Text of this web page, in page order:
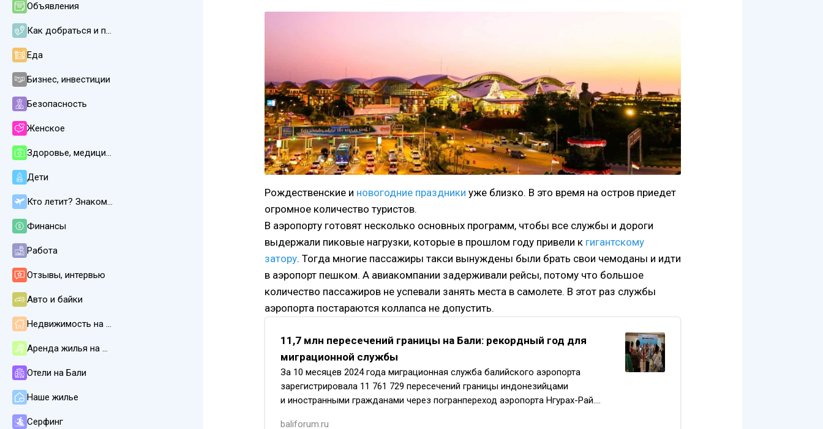
Рождественские и новогодние праздники уже близко. В это время на остров приедет
огромное количество туристов.
В аэропорту готовят несколько основных программ, чтобы все службы и дороги
выдержали пиковые нагрузки, которые в прошлом году привели к гигантскому
затору. Тогда многие пассажиры такси вынуждены были брать свои чемоданы и идти
в аэропорт пешком. А авиакомпании задерживали рейсы, потому что большое
количество пассажиров не успевали занять места в самолете. В этот раз службы
аэропорта постараются коллапса не допустить.
11,7 млн пересечений границы на Бали: рекордный год для
миграционной службы
За 10 месяцев 2024 года миграционная служба балийского аэропорта
зарегистрировала 11 761 729 пересечений границы индонезийцами
и иностранными гражданами через погранпереход аэропорта Нгурах-Рай.
baliforum.ru
Объявления
Как добраться и передвигаться
Еда
Бизнес, инвестиции
Безопасность
Женское
Здоровье, медицина
Дети
Кто летит? Знакомства
Финансы
Работа
Отзывы, интервью
Авто и байки
Недвижимость на Бали
Аренда жилья на Бали
Отели на Бали
Наше жилье
Серфинг